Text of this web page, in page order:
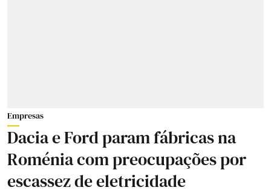
Empresas
Dacia e Ford param fábricas na
Roménia com preocupações por
escassez de eletricidade